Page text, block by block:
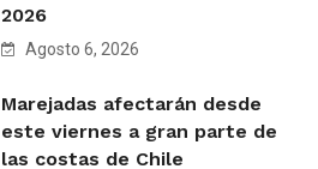
2026
Agosto 6, 2026
Marejadas afectarán desde
este viernes a gran parte de
las costas de Chile